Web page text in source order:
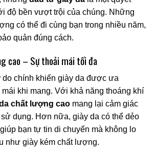
độ bền vượt trội của chúng. Những
có thể đi cùng bạn trong nhiều năm,
quản đúng cách.
cao – Sự thoải mái tối đa
do chính khiến giày da được ưa
khi mang. Với khả năng thoáng khí
chất lượng cao mang lại cảm giác
dụng. Hơn nữa, giày da có thể dẻo
bạn tự tin di chuyển mà không lo
như giày kém chất lượng.